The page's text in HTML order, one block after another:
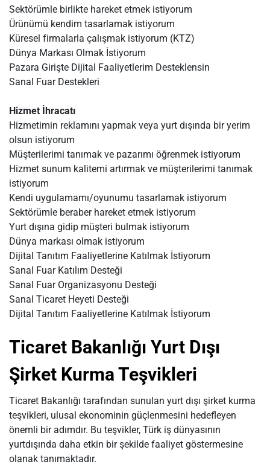
Sektörümle birlikte hareket etmek istiyorum
Ürünümü kendim tasarlamak istiyorum
Küresel firmalarla çalışmak istiyorum (KTZ)
Dünya Markası Olmak İstiyorum
Pazara Girişte Dijital Faaliyetlerim Desteklensin
Sanal Fuar Destekleri
Hizmet İhracatı
Hizmetimin reklamını yapmak veya yurt dışında bir yerim
olsun istiyorum
Müşterilerimi tanımak ve pazarımı öğrenmek istiyorum
Hizmet sunum kalitemi artırmak ve müşterilerimi tanımak
istiyorum
Kendi uygulamamı/oyunumu tasarlamak istiyorum
Sektörümle beraber hareket etmek istiyorum
Yurt dışına gidip müşteri bulmak istiyorum
Dünya markası olmak istiyorum
Dijital Tanıtım Faaliyetlerine Katılmak İstiyorum
Sanal Fuar Katılım Desteği
Sanal Fuar Organizasyonu Desteği
Sanal Ticaret Heyeti Desteği
Dijital Tanıtım Faaliyetlerine Katılmak İstiyorum
Ticaret Bakanlığı Yurt Dışı
Şirket Kurma Teşvikleri
Ticaret Bakanlığı tarafından sunulan yurt dışı şirket kurma
teşvikleri, ulusal ekonominin güçlenmesini hedefleyen
önemli bir adımdır. Bu teşvikler, Türk iş dünyasının
yurtdışında daha etkin bir şekilde faaliyet göstermesine
olanak tanımaktadır.